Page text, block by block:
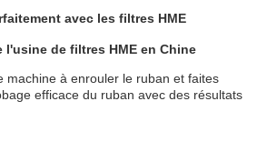
avec les filtres HME
l'usine de filtres HME en Chine
machine à enrouler le ruban et faites
efficace du ruban avec des résultats